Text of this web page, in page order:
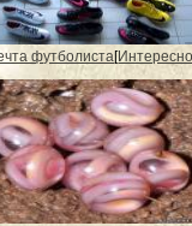
футболиста[